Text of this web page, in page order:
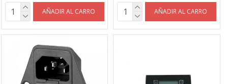
AÑADIR AL CARRO AÑADIR AL CARRO